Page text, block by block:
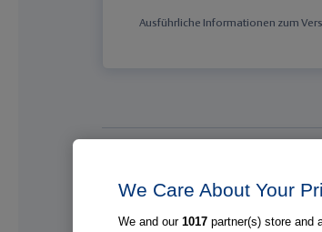
Ausführliche Informationen zum
We Care About Your
We and our 1017 partner(s) store and